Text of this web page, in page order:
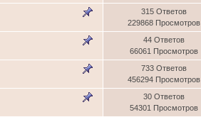
315 Ответов
229868 Просмотров
44 Ответов
66061 Просмотров
733 Ответов
456294 Просмотров
30 Ответов
54301 Просмотров